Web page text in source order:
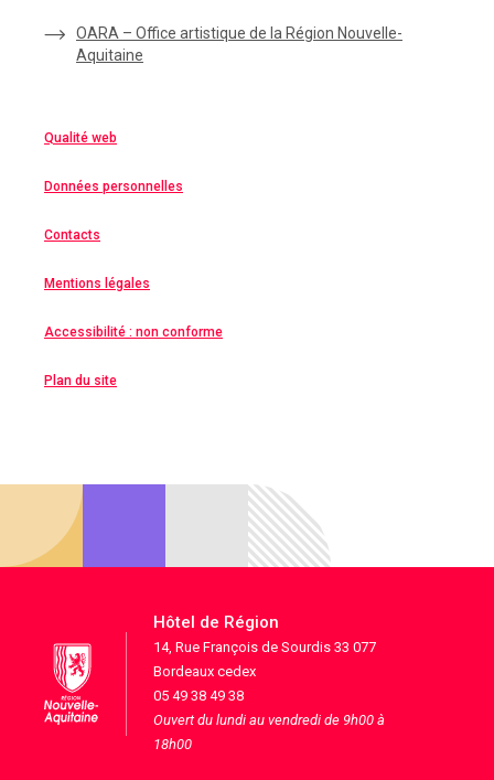
OARA – Office artistique de la Région Nouvelle-
Aquitaine
Qualité web
Données personnelles
Contacts
Mentions légales
Accessibilité : non conforme
Plan du site
Hôtel de Région
14, Rue François de Sourdis 33 077
Bordeaux cedex
05 49 38 49 38
Ouvert du lundi au vendredi de 9h00 à
18h00